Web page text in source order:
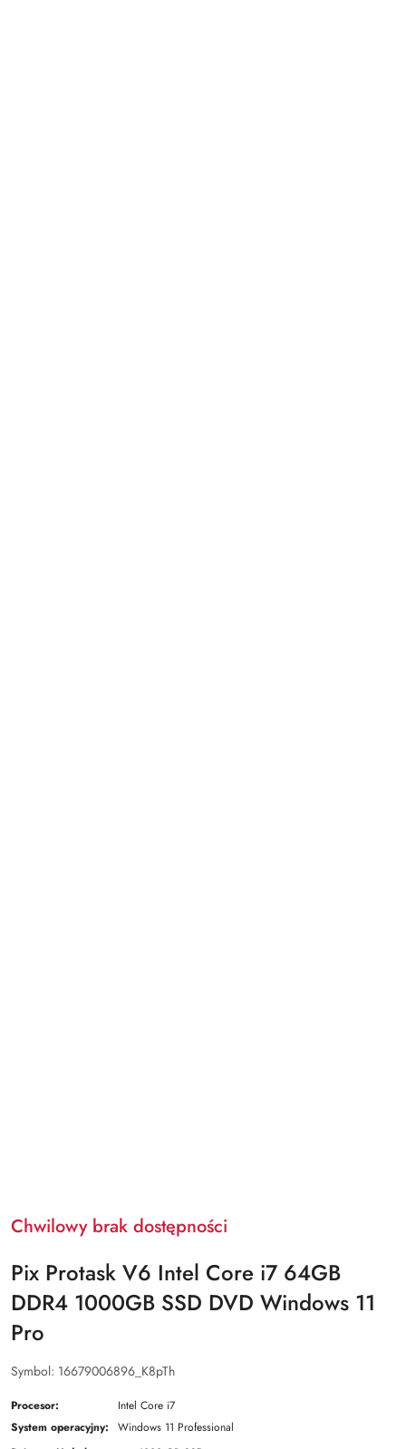
Chwilowy brak dostępności
Pix Protask V6 Intel Core i7 64GB
DDR4 1000GB SSD DVD Windows 11
Pro
Symbol: 16679006896_K8pTh
Procesor:
Intel Core i7
System operacyjny:
Windows 11 Professional